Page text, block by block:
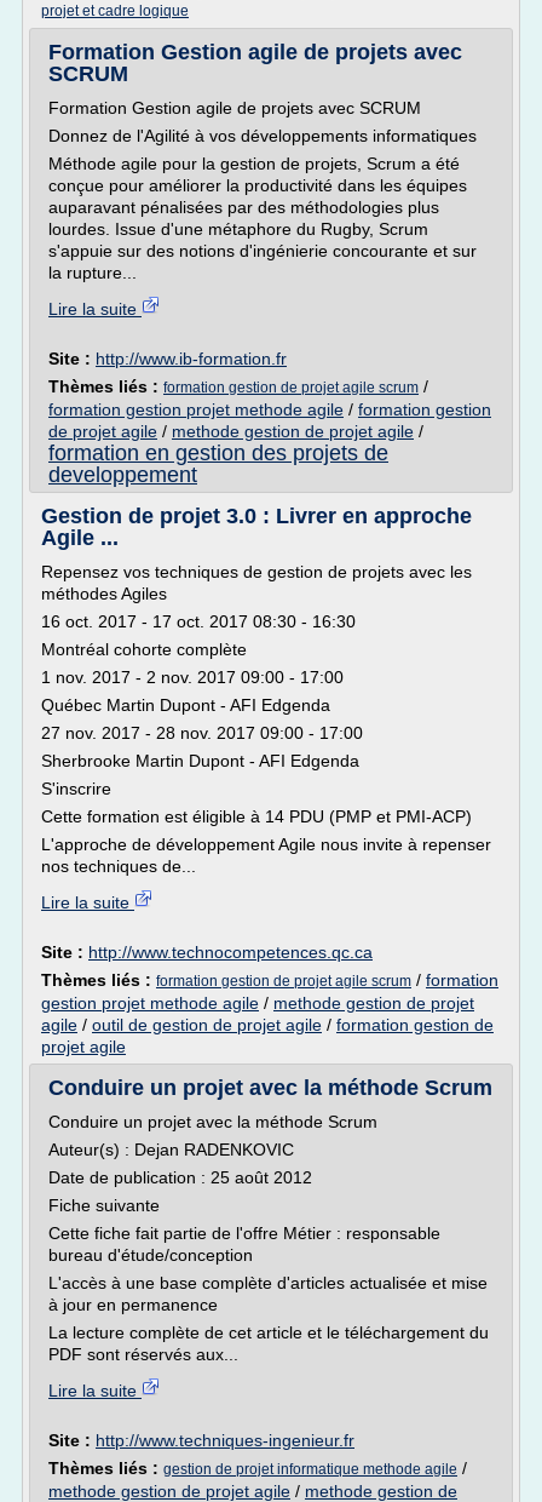
projet et cadre logique
Formation Gestion agile de projets avec
SCRUM
Formation Gestion agile de projets avec SCRUM
Donnez de l'Agilité à vos développements informatiques
Méthode agile pour la gestion de projets, Scrum a été
conçue pour améliorer la productivité dans les équipes
auparavant pénalisées par des méthodologies plus
lourdes. Issue d'une métaphore du Rugby, Scrum
s'appuie sur des notions d'ingénierie concourante et sur
la rupture...
Lire la suite
Site : http://www.ib-formation.fr
Thèmes liés : formation gestion de projet agile scrum /
formation gestion projet methode agile / formation gestion
de projet agile / methode gestion de projet agile /
formation en gestion des projets de
developpement
Gestion de projet 3.0 : Livrer en approche
Agile ...
Repensez vos techniques de gestion de projets avec les
méthodes Agiles
16 oct. 2017 - 17 oct. 2017 08:30 - 16:30
Montréal cohorte complète
1 nov. 2017 - 2 nov. 2017 09:00 - 17:00
Québec Martin Dupont - AFI Edgenda
27 nov. 2017 - 28 nov. 2017 09:00 - 17:00
Sherbrooke Martin Dupont - AFI Edgenda
S'inscrire
Cette formation est éligible à 14 PDU (PMP et PMI-ACP)
L'approche de développement Agile nous invite à repenser
nos techniques de...
Lire la suite
Site : http://www.technocompetences.qc.ca
Thèmes liés : formation gestion de projet agile scrum / formation
gestion projet methode agile / methode gestion de projet
agile / outil de gestion de projet agile / formation gestion de
projet agile
Conduire un projet avec la méthode Scrum
Conduire un projet avec la méthode Scrum
Auteur(s) : Dejan RADENKOVIC
Date de publication : 25 août 2012
Fiche suivante
Cette fiche fait partie de l'offre Métier : responsable
bureau d'étude/conception
L'accès à une base complète d'articles actualisée et mise
à jour en permanence
La lecture complète de cet article et le téléchargement du
PDF sont réservés aux...
Lire la suite
Site : http://www.techniques-ingenieur.fr
Thèmes liés : gestion de projet informatique methode agile /
methode gestion de projet agile / methode gestion de